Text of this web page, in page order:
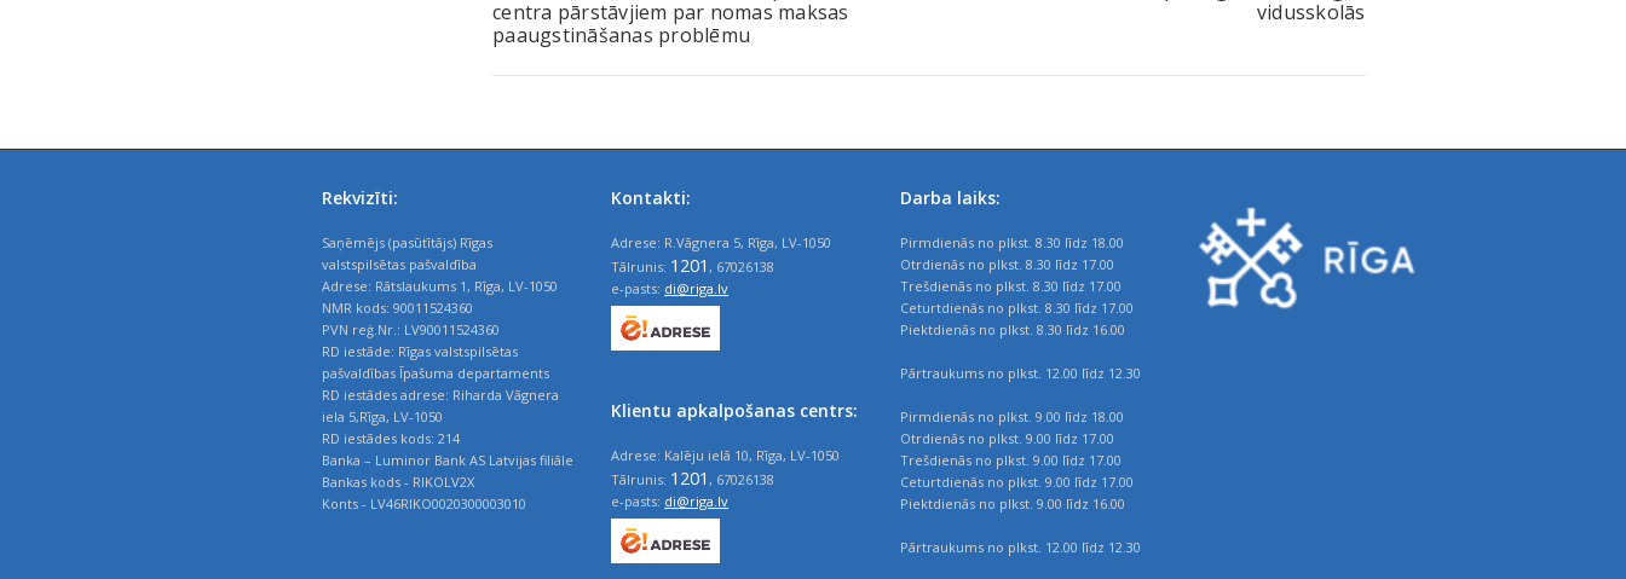
centra pārstāvjiem par nomas maksas
paaugstināšanas problēmu
vidusskolās
Rekvizīti:
Saņēmējs (pasūtītājs) Rīgas
valstspilsētas pašvaldība
Adrese: Rātslaukums 1, Rīga, LV-1050
NMR kods: 90011524360
PVN reģ.Nr.: LV90011524360
RD iestāde: Rīgas valstspilsētas
pašvaldības Īpašuma departaments
RD iestādes adrese: Riharda Vāgnera
iela 5,Rīga, LV-1050
RD iestādes kods: 214
Banka – Luminor Bank AS Latvijas filiāle
Bankas kods - RIKOLV2X
Konts - LV46RIKO0020300003010
Kontakti:
Adrese: R.Vāgnera 5, Rīga, LV-1050
Tālrunis: 1201 , 67026138
e-pasts: di@riga.lv
Klientu apkalpošanas centrs:
Adrese: Kalēju ielā 10, Rīga, LV-1050
Tālrunis: 1201 , 67026138
e-pasts: di@riga.lv
Darba laiks:
Pirmdienās no plkst. 8.30 līdz 18.00
Otrdienās no plkst. 8.30 līdz 17.00
Trešdienās no plkst. 8.30 līdz 17.00
Ceturtdienās no plkst. 8.30 līdz 17.00
Piektdienās no plkst. 8.30 līdz 16.00
Pārtraukums no plkst. 12.00 līdz 12.30
Pirmdienās no plkst. 9.00 līdz 18.00
Otrdienās no plkst. 9.00 līdz 17.00
Trešdienās no plkst. 9.00 līdz 17.00
Ceturtdienās no plkst. 9.00 līdz 17.00
Piektdienās no plkst. 9.00 līdz 16.00
Pārtraukums no plkst. 12.00 līdz 12.30